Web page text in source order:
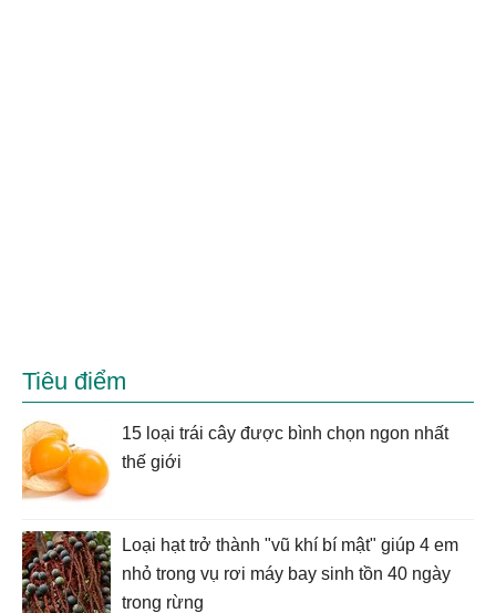
Tiêu điểm
15 loại trái cây được bình chọn ngon nhất
thế giới
Loại hạt trở thành "vũ khí bí mật" giúp 4 em
nhỏ trong vụ rơi máy bay sinh tồn 40 ngày
trong rừng